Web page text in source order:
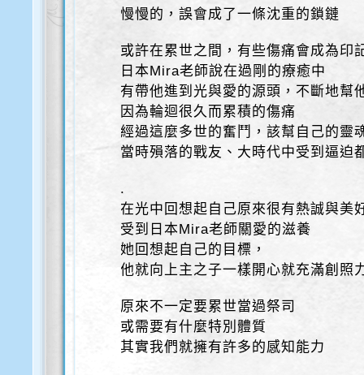
慢慢的，誤會成了一條沈重的鎖鏈
或許在累世之間，有些傷痛會成為印
日本Mira老師說在過剛的療癒中
有帶他進到光與愛的源頭，不斷地幫
因為輪迴很久而累積的傷痛
經過這麼多世的奮鬥，該幫自己的靈
當時殞落的戰友、大時代中受到逼迫
.
在光中回想起自己原來很有熱誠與美
受到日本Mira老師關愛的滋養
她回想起自己的目標，
他就向上主之子一樣開心就充滿創照
原來不一定要累世當過祭司
或需要有什麼特別體質
其實我們就擁有許多的感知能力